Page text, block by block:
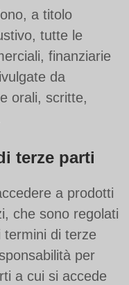
a titolo
tutte le
finanziarie
da
orali, scritte,
terze parti
a prodotti
che sono regolati
termini di terze
per
a cui si accede